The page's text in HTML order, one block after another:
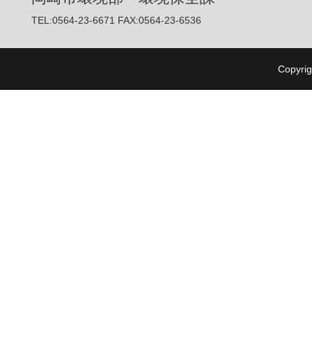
TEL:0564-23-6671 FAX:0564-23-6536